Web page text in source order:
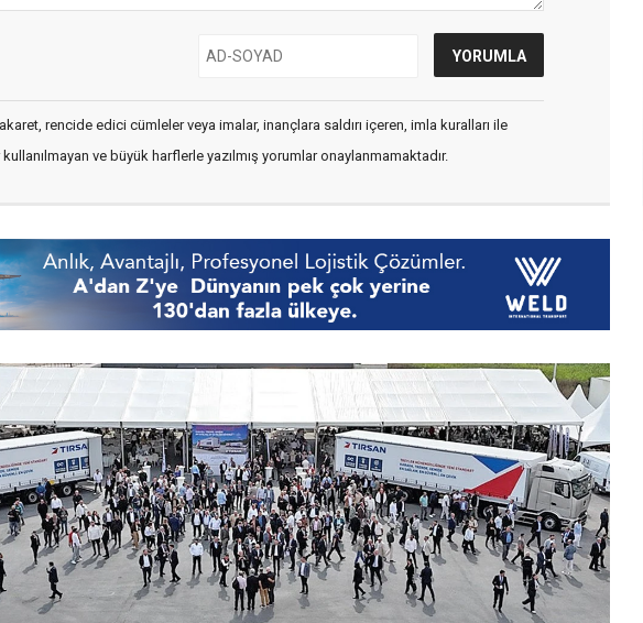
rencide edici cümleler veya imalar, inançlara saldırı içeren, imla kuralları ile
ve büyük harflerle yazılmış yorumlar onaylanmamaktadır.